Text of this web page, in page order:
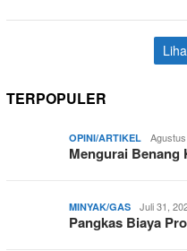
TERPOPULER
OPINI/ARTIKEL
Mengurai
MINYAK/GAS Juli 31,
Pangkas Biaya